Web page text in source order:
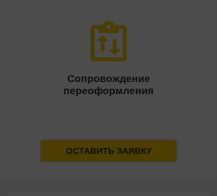
Сопровождение
переоформления
ОСТАВИТЬ ЗАЯВКУ